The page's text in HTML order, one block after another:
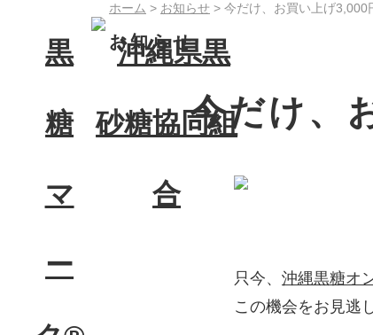
ホーム > お知らせ > 今だけ、お買い上げ3,000
お知らせ
今だけ、
只今、 沖縄黒糖オ
この機会をお見逃